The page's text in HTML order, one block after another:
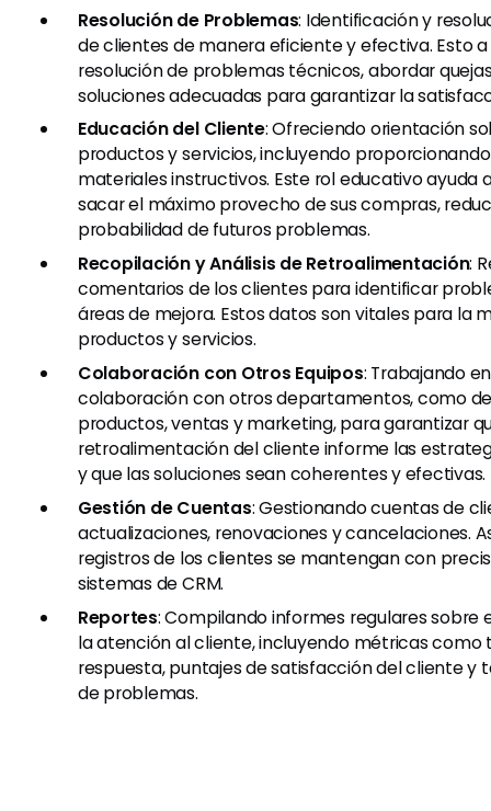
Resolución de Problemas: Identificación y
de clientes de manera eficiente y efectiva. Esto
resolución de problemas técnicos, abordar
soluciones adecuadas para garantizar la
Educación del Cliente: Ofreciendo orientación
productos y servicios, incluyendo
materiales instructivos. Este rol educativo ayuda
sacar el máximo provecho de sus compras,
probabilidad de futuros problemas.
Recopilación y Análisis de Retroalimentación:
comentarios de los clientes para identificar
áreas de mejora. Estos datos son vitales para la
productos y servicios.
Colaboración con Otros Equipos: Trabajando
colaboración con otros departamentos, como
productos, ventas y marketing, para garantizar
retroalimentación del cliente informe las
y que las soluciones sean coherentes y efectivas.
Gestión de Cuentas: Gestionando cuentas de
actualizaciones, renovaciones y cancelaciones.
registros de los clientes se mantengan con
sistemas de CRM.
Reportes: Compilando informes regulares sobre
la atención al cliente, incluyendo métricas como
respuesta, puntajes de satisfacción del cliente y
de problemas.